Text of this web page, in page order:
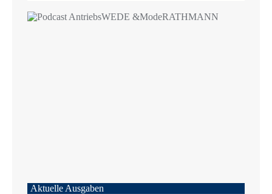
Aktuelle Ausgaben